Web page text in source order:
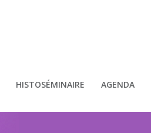
HISTOSÉMINAIRE AGENDA